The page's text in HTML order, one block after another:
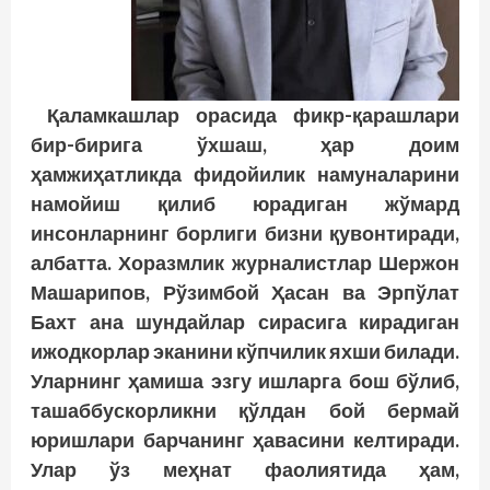
Қаламкашлар орасида фикр-қарашлари
бир-бирига ўхшаш, ҳар доим
ҳамжиҳатликда фидойилик намуналарини
намойиш қилиб юрадиган жўмард
инсонларнинг борлиги бизни қувонтиради,
албатта. Хоразмлик журналистлар Шержон
Машарипов, Рўзимбой Ҳасан ва Эрпўлат
Бахт ана шундайлар сирасига кирадиган
ижодкорлар эканини кўпчилик яхши билади.
Уларнинг ҳамиша эзгу ишларга бош бўлиб,
ташаббускорликни қўлдан бой бермай
юришлари барчанинг ҳавасини келтиради.
Улар ўз меҳнат фаолиятида ҳам,